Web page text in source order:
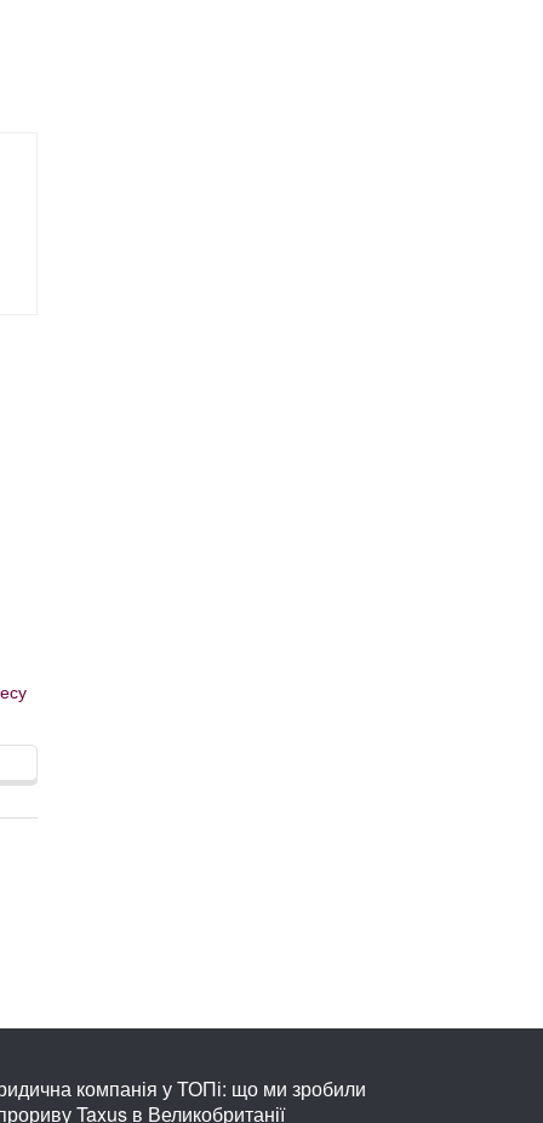
компанія у ТОПі: що ми зробили
Taxus в Великобританії